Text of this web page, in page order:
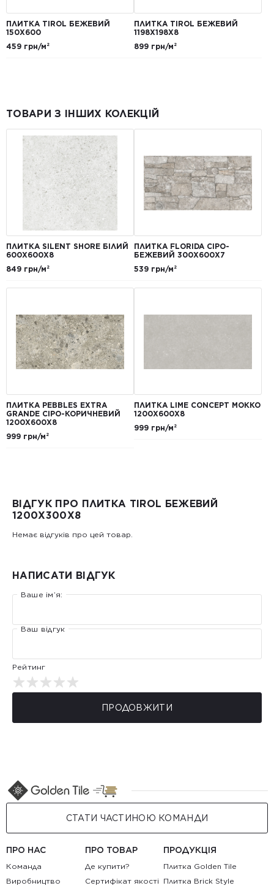
ПЛИТКА TIROL БЕЖЕВИЙ
150Х600
459 грн/м²
ПЛИТКА TIROL БЕЖЕВИЙ
1198Х198X8
899 грн/м²
ТОВАРИ З ІНШИХ КОЛЕКЦІЙ
ПЛИТКА SILENT SHORE БІЛИЙ
600Х600Х8
849 грн/м²
ПЛИТКА FLORIDA СІРО-
БЕЖЕВИЙ 300Х600Х7
539 грн/м²
ПЛИТКА PEBBLES EXTRA
GRANDE СІРО-КОРИЧНЕВИЙ
1200Х600Х8
999 грн/м²
ПЛИТКА LIME CONCEPT МОККО
1200Х600Х8
999 грн/м²
ВІДГУК ПРО ПЛИТКА TIROL БЕЖЕВИЙ
1200Х300X8
Немає відгуків про цей товар.
НАПИСАТИ ВІДГУК
Ваше ім’я:
Ваш відгук
Рейтинг
ПРОДОВЖИТИ
СТАТИ ЧАСТИНОЮ КОМАНДИ
ПРО НАС
Команда
Виробництво
ПРО ТОВАР
Де купити?
Сертифікат якості
ПРОДУКЦІЯ
Плитка Golden Tile
Плитка Brick Style